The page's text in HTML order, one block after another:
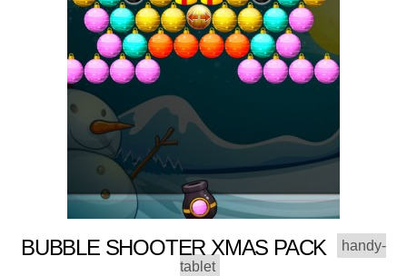
BUBBLE SHOOTER XMAS PACK
handy-
tablet